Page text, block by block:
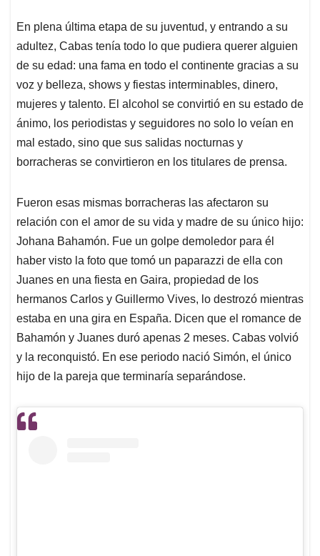
En plena última etapa de su juventud, y entrando a su
adultez, Cabas tenía todo lo que pudiera querer alguien
de su edad: una fama en todo el continente gracias a su
voz y belleza, shows y fiestas interminables, dinero,
mujeres y talento. El alcohol se convirtió en su estado de
ánimo, los periodistas y seguidores no solo lo veían en
mal estado, sino que sus salidas nocturnas y
borracheras se convirtieron en los titulares de prensa.
Fueron esas mismas borracheras las afectaron su
relación con el amor de su vida y madre de su único hijo:
Johana Bahamón. Fue un golpe demoledor para él
haber visto la foto que tomó un paparazzi de ella con
Juanes en una fiesta en Gaira, propiedad de los
hermanos Carlos y Guillermo Vives, lo destrozó mientras
estaba en una gira en España. Dicen que el romance de
Bahamón y Juanes duró apenas 2 meses. Cabas volvió
y la reconquistó. En ese periodo nació Simón, el único
hijo de la pareja que terminaría separándose.